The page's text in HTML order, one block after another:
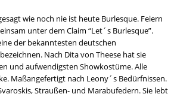
wie noch nie ist heute Burlesque. Feiern
unter dem Claim “Let´s Burlesque”.
der bekanntesten deutschen
Nach Dita von Theese hat sie
und aufwendigsten Showkostüme. Alle
Maßangefertigt nach Leony´s Bedürfnissen.
Straußen- und Marabufedern. Sie lebt